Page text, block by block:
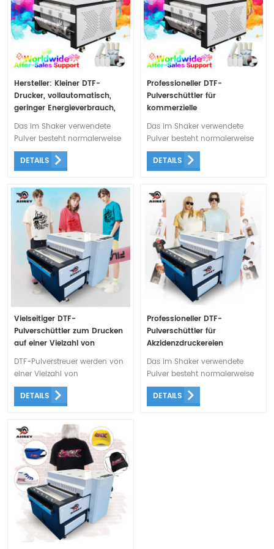
Hersteller: Kleiner DTF-
Drucker, vollautomatisch,
geringer Energieverbrauch,
mit DTF-Pulverschüttler und
verstecktem Luftreiniger für
Das im Shaker verwendete
Pulver besteht normalerweise
aus einer Art Kunststoff, der bei
Hitzeeinwirkung schmilzt und
Übertragungsvorgangs mit der
Tinte und dem Stoff
verschmelzen kann.
DETAILS
Professioneller DTF-
Pulverschüttler für
kommerzielle
Druckunternehmen
Das im Shaker verwendete
Pulver besteht normalerweise
aus einer Art Kunststoff, der bei
Hitzeeinwirkung schmilzt und
Tinte und dem Stoff
verschmelzen kann.
DETAILS
Vielseitiger DTF-
Pulverschüttler zum Drucken
auf einer Vielzahl von
Oberflächen
DTF-Pulverstreuer werden von
einer Vielzahl von
Unternehmen und
Einzelpersonen verwendet,
Textilhersteller und
Heimunternehmen.
DETAILS
Professioneller DTF-
Pulverschüttler für
Akzidenzdruckereien
Das im Shaker verwendete
Pulver besteht normalerweise
aus einer Art Kunststoff, der bei
Hitzeeinwirkung schmilzt und
DETAILS